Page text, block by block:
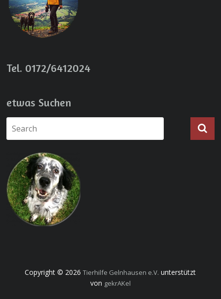
Tel. 0172/6412024
etwas Suchen
Copyright © 2026Tierhilfe Gelnhausen e.V. unterstützt
von gekrAKel